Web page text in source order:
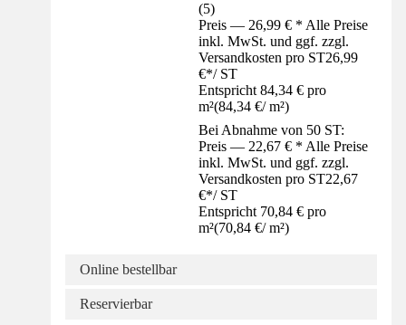
(5)
Preis — 26,99 € * Alle Preise
inkl. MwSt. und ggf. zzgl.
Versandkosten pro ST26,99
€*/ ST
Entspricht 84,34 € pro
m²(84,34 €/ m²)
Bei Abnahme von 50 ST:
Preis — 22,67 € * Alle Preise
inkl. MwSt. und ggf. zzgl.
Versandkosten pro ST22,67
€*/ ST
Entspricht 70,84 € pro
m²(70,84 €/ m²)
Online bestellbar
Reservierbar